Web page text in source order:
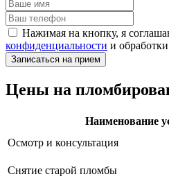
Нажимая на кнопку, я
конфиденциальности и
Цены на
Наименование
Осмотр и консультация
Снятие старой пломбы